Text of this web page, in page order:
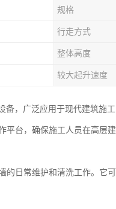
规格
行走方式
整体高度
较大起升速度
，广泛应用于现代建筑施
平台，确保施工人员在高层
的日常维护和清洗工作。它